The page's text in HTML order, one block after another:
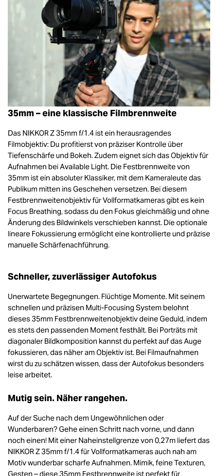
35mm – eine klassische Filmbrennweite
Das NIKKOR Z 35mm f/1.4 ist ein herausragendes
Filmobjektiv: Du profitierst von präziser Kontrolle über
Tiefenschärfe und Bokeh. Zudem eignet sich das Objektiv für
Aufnahmen bei Available Light. Die Festbrennweite von
35mm ist ein absoluter Klassiker, mit dem Kameraleute das
Publikum mitten ins Geschehen versetzen. Bei diesem
Festbrennweitenobjektiv für Vollformatkameras gibt es kein
Focus Breathing, sodass du den Fokus gleichmäßig und ohne
Änderung des Bildwinkels verschieben kannst. Die optionale
lineare Fokussierung ermöglicht eine kontrollierte und präzise
manuelle Schärfenachführung.
Schneller, zuverlässiger Autofokus
Unerwartete Begegnungen. Flüchtige Momente. Mit seinem
schnellen und präzisen Multi-Focusing System belohnt
dieses 35mm Festbrennweitenobjektiv deine Geduld, indem
es stets den passenden Moment festhält. Bei Porträts mit
diagonaler Bildkomposition kannst du perfekt auf das Auge
fokussieren, das näher am Objektiv ist. Bei Filmaufnahmen
wirst du zu schätzen wissen, dass der Autofokus besonders
leise arbeitet.
Mutig sein. Näher rangehen.
Auf der Suche nach dem Ungewöhnlichen oder
Wunderbaren? Gehe einen Schritt nach vorne, und dann
noch einen! Mit einer Naheinstellgrenze von 0,27m liefert das
NIKKOR Z 35mm f/1.4 für Vollformatkameras auch nah am
Motiv wunderbar scharfe Aufnahmen. Mimik, feine Texturen,
Gesten – diese 35mm Festbrennweite ist perfekt für